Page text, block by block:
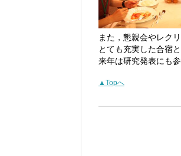
また，懇親会やレク
とても充実した合宿
来年は研究発表にも
▲Topへ